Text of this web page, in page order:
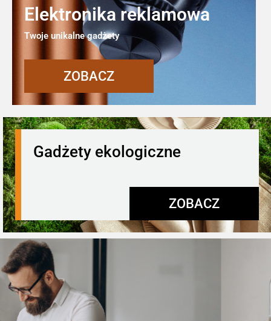
Elektronika reklamowa
Twoje unikalne gadżety
ZOBACZ
Gadżety ekologiczne
ZOBACZ